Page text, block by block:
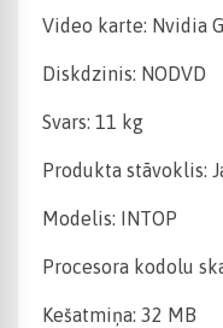
Video karte: Nvidia
Diskdzinis: NODVD
Svars: 11 kg
Produkta stāvoklis:
Modelis: INTOP
Procesora kodolu
Kešatmiņa: 32 MB